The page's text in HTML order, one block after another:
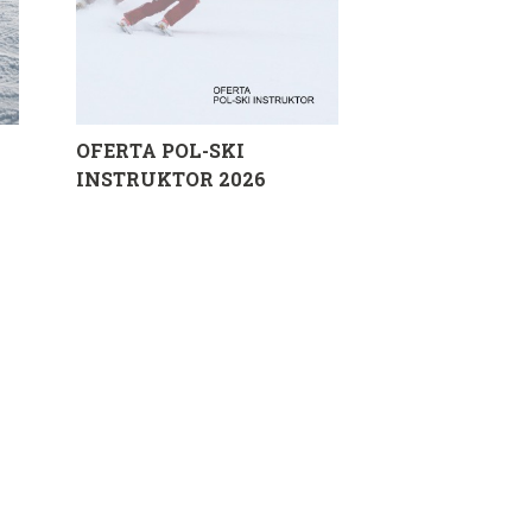
OFERTA POL-SKI
INSTRUKTOR 2026